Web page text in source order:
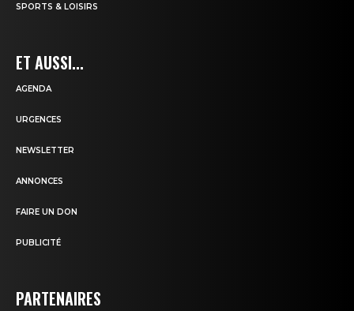
SPORTS & LOISIRS
ET AUSSI...
AGENDA
URGENCES
NEWSLETTER
ANNONCES
FAIRE UN DON
PUBLICITÉ
PARTENAIRES